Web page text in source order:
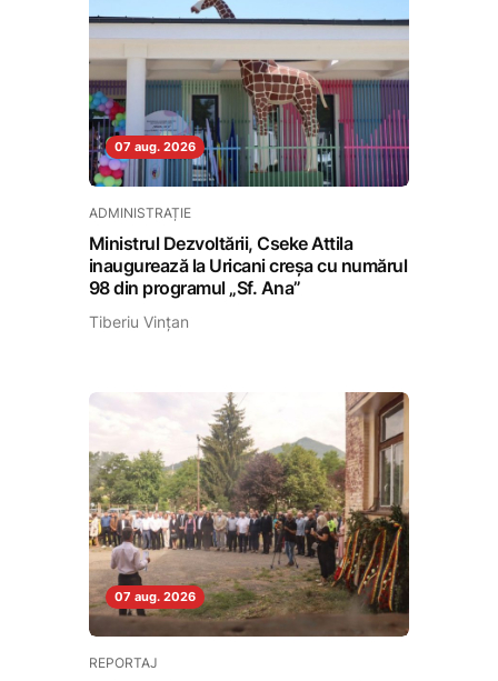
07 aug. 2026
ADMINISTRAȚIE
Ministrul Dezvoltării, Cseke Attila
inaugurează la Uricani creșa cu numărul
98 din programul „Sf. Ana”
Tiberiu Vințan
07 aug. 2026
REPORTAJ